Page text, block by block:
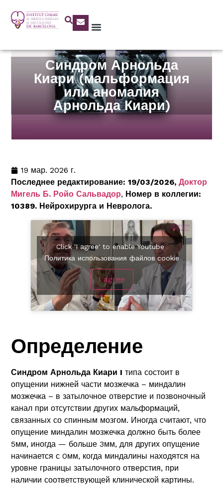
Синдром Арнольда
Киари (мальформация
или аномалия
Арнольда Киари)
19 мар. 2026 г.
Последнее редактирование: 19/03/2026,Доктор
Мигель Б. Ройо Сальвадор, Номер в коллегии:
10389. Нейрохирурга и Невролога.
Click 'I agree' to enable Youtube
Политика использования файлов cookie
I agree
Определение
Синдром Арнольда Киари I типа состоит в
опущении нижней части мозжечка – миндалин
мозжечка – в затылочное отверстие и позвоночный
канал при отсутствии других мальформаций,
связанных со спинным мозгом. Иногда считают, что
опущение миндалин мозжечка должно быть более
5мм, иногда — больше 3мм, для других опущение
начинается с 0мм, когда миндалины находятся на
уровне границы затылочного отверстия, при
наличии соответствующей клинической картины.